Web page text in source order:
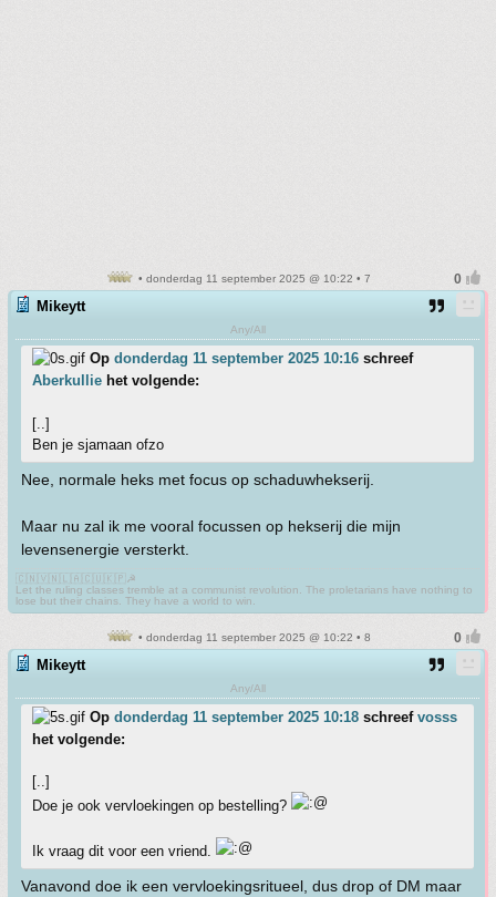
• donderdag 11 september 2025 @ 10:22 • 7
Mikeytt
Any/All
Op donderdag 11 september 2025 10:16 schreef
Aberkullie het volgende:
[..]
Ben je sjamaan ofzo
Nee, normale heks met focus op schaduwhekserij.
Maar nu zal ik me vooral focussen op hekserij die mijn
levensenergie versterkt.
🇨🇳🇻🇳🇱🇦🇨🇺🇰🇵☭
Let the ruling classes tremble at a communist revolution. The proletarians have nothing to
lose but their chains. They have a world to win.
• donderdag 11 september 2025 @ 10:22 • 8
Mikeytt
Any/All
Op donderdag 11 september 2025 10:18 schreef vosss
het volgende:
[..]
Doe je ook vervloekingen op bestelling?
Ik vraag dit voor een vriend.
Vanavond doe ik een vervloekingsritueel, dus drop of DM maar